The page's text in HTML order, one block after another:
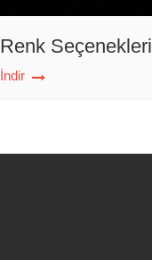
Renk Seçenekleri
İndir